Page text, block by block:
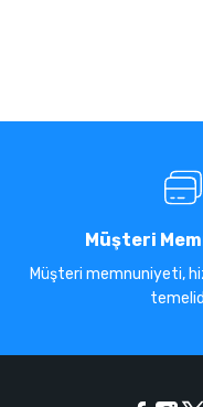
Müşteri
Müşteri memnuniyeti,